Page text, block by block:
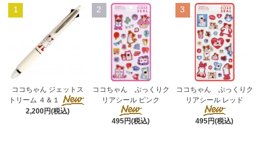
1
ココちゃん ジェットス
トリーム ４＆１
2,200円(税込)
2
ココちゃん ぷっくりク
リアシール ピンク
495円(税込)
3
ココちゃん ぷっくりク
リアシール レッド
495円(税込)